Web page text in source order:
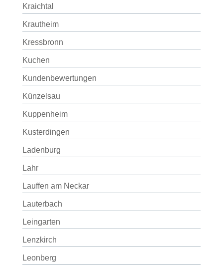
Kraichtal
Krautheim
Kressbronn
Kuchen
Kundenbewertungen
Künzelsau
Kuppenheim
Kusterdingen
Ladenburg
Lahr
Lauffen am Neckar
Lauterbach
Leingarten
Lenzkirch
Leonberg